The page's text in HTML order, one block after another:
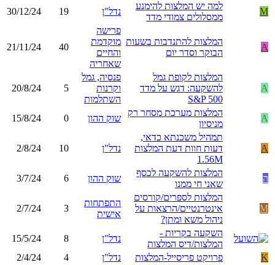
M
למה יש המלצות להימנע
ממסלולים צמודי מדד
נדל"ן 19
30/12/24
A
המלצות להתנדבות בשעות
הבוקר וסדר יום
פרישה
מוקדמת
והחיים
שאחריה
40
21/11/24
A
המלצות לקופת גמל
להשקעה: דגש על מדד
S&P 500
פנסיה, גמל
וקרנות
השתלמות
5
20/8/24
A
המלצות מערכת מסחר רק
מניסיון
שוק ההון 0
15/8/24
A
תמהיל משכנתא כדאי,
דעות חוות דעת המלצות
1.56M
נדל"ן 10
2/8/24
ה
המלצות להשקעה לכסף
שאני חי ממנו
שוק ההון 6
3/7/24
M
המלצות לספרים/קורסים
אינטרנטיים/הרצאות על
ניהול משא ומתן?
התפתחות
אישית
3
2/7/24
השקעה בקריות -
המלצות/דיס המלצות
נדל"ן 8
15/5/24
K
פרויקט פריסייל-המלצות נדל"ן 4
2/4/24